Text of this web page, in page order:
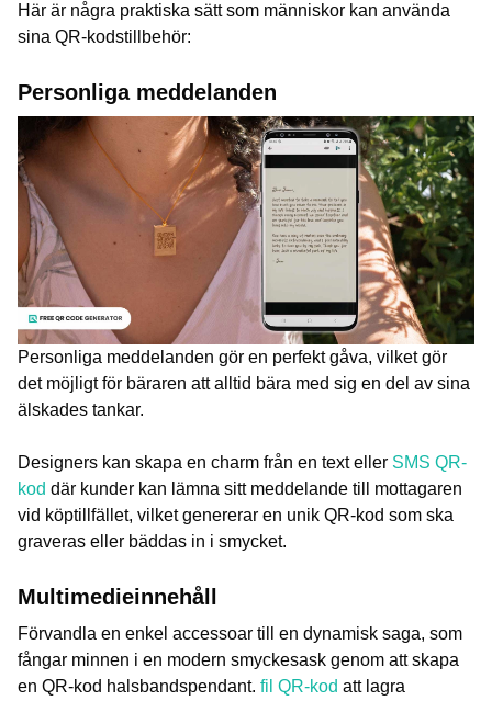
Här är några praktiska sätt som människor kan använda
sina QR-kodstillbehör:
Personliga meddelanden
Personliga meddelanden gör en perfekt gåva, vilket gör
det möjligt för bäraren att alltid bära med sig en del av sina
älskades tankar.
Designers kan skapa en charm från en text eller SMS QR-
kod där kunder kan lämna sitt meddelande till mottagaren
vid köptillfället, vilket genererar en unik QR-kod som ska
graveras eller bäddas in i smycket.
Multimedieinnehåll
Förvandla en enkel accessoar till en dynamisk saga, som
fångar minnen i en modern smyckesask genom att skapa
en QR-kod halsbandspendant. fil QR-kod att lagra